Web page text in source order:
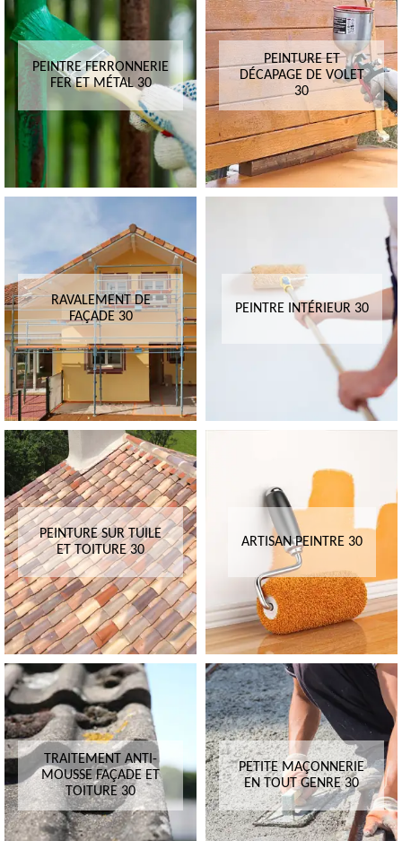
PEINTRE FERRONNERIE
FER ET MÉTAL 30
PEINTURE ET
DÉCAPAGE DE VOLET
30
RAVALEMENT DE
FAÇADE 30
PEINTRE INTÉRIEUR 30
PEINTURE SUR TUILE
ET TOITURE 30
ARTISAN PEINTRE 30
TRAITEMENT ANTI-
MOUSSE FAÇADE ET
TOITURE 30
PETITE MAÇONNERIE
EN TOUT GENRE 30